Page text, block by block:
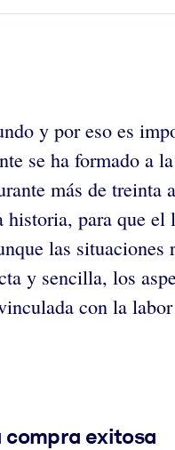
y por eso es
se ha formado a
más de treinta
para que
las situaciones
y sencilla, los
con la
compra exitosa